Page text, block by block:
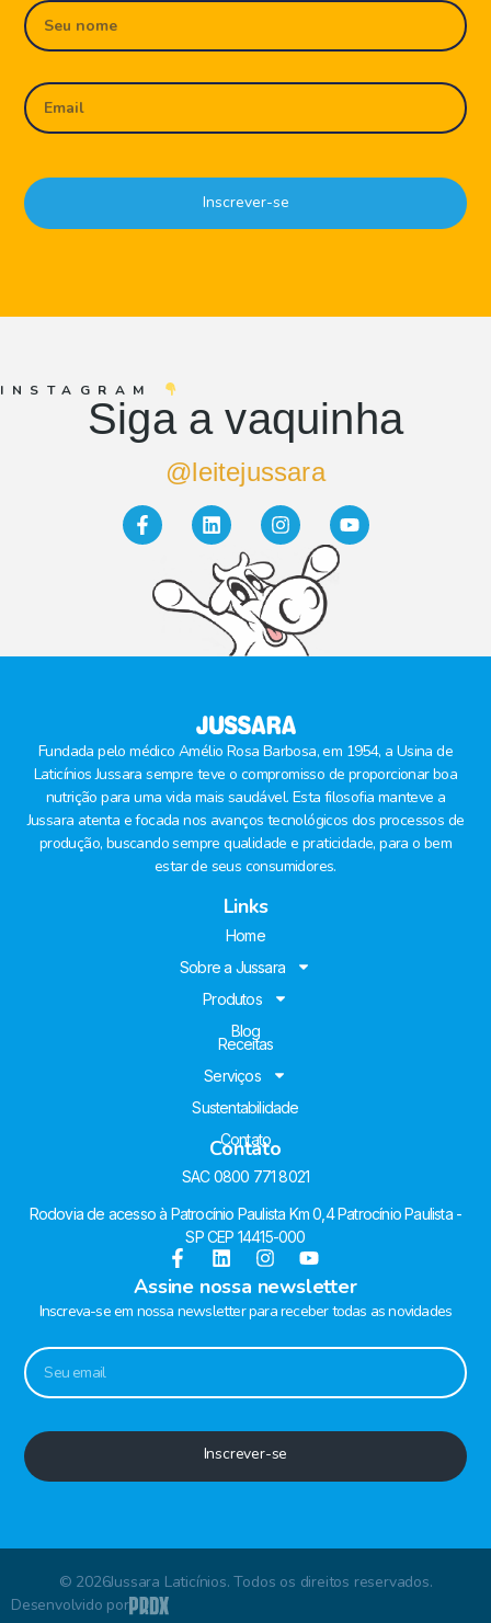
Inscrever-se
INSTAGRAM
Siga a vaquinha
@leitejussara
Fundada pelo médico Amélio Rosa Barbosa, em 1954, a Usina de
Laticínios Jussara sempre teve o compromisso de proporcionar boa
nutrição para uma vida mais saudável. Esta filosofia manteve a
Jussara atenta e focada nos avanços tecnológicos dos processos de
produção, buscando sempre qualidade e praticidade, para o bem
estar de seus consumidores.
Links
Home
Sobre a Jussara
Produtos
Blog
Receitas
Serviços
Sustentabilidade
Contato
Contato
SAC 0800 771 8021
Rodovia de acesso à Patrocínio Paulista Km 0,4 Patrocínio Paulista -
SP CEP 14415-000
Assine nossa newsletter
Inscreva-se em nossa newsletter para receber todas as novidades
Inscrever-se
© 2026Jussara Laticínios. Todos os direitos reservados.
Desenvolvido por